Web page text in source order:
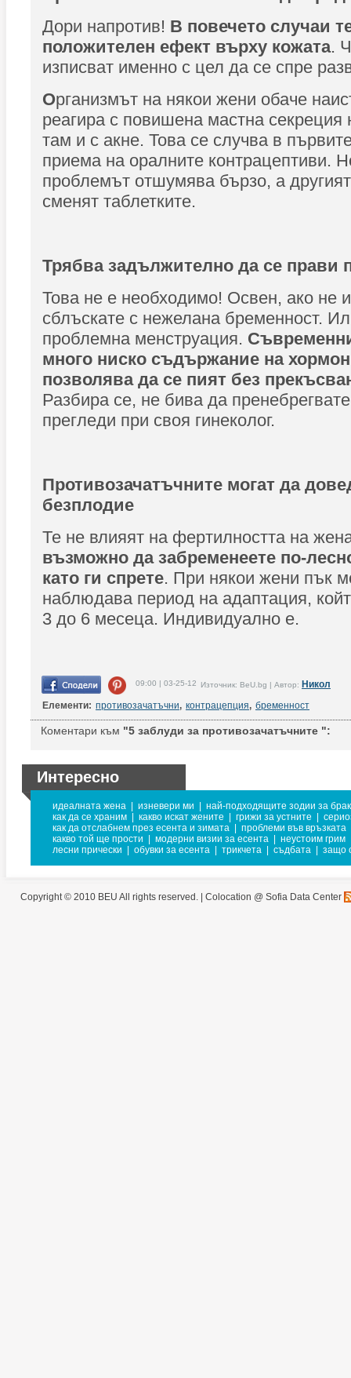
Дори напротив! В повечето случаи
положителен ефект върху кожата.
изписват именно с цел да се спре
Организмът на някои жени обаче
реагира с повишена мастна секреция
там и с акне. Това се случва в
приема на оралните контрацептиви.
проблемът отшумява бързо, а
сменят таблетките.
Трябва задължително да се прави
Това не е необходимо! Освен, ако не
сблъскате с нежелана бременност.
проблемна менструация.
много ниско съдържание на
позволява да се пият без
Разбира се, не бива да
прегледи при своя гинеколог.
Противозачатъчните могат да
безплодие
Те не влияят на фертилността на
възможно да забременеете по-
като ги спрете. При някои жени пък
наблюдава период на адаптация,
3 до 6 месеца. Индивидуално е.
09:00 | 03-25-12 Източник: BeU.bg | Автор: Никол
Елементи: противозачатъчни, контрацепция, бременност
Коментари към "5 заблуди за противозачатъчните ":
Интересно
идеалната жена изневери ми
най-подходящите зодии за брак
как да се храним
какво искат жените грижи за устните
как да отслабнем през есента и зимата
проблеми във връзката
какво той ще прости
модерни визии за есента неустоим грим
лесни прически
обувки за есента трикчета съдбата защо
Copyright © 2010 BEU All rights reserved. | Colocation @ Sofia Data Center